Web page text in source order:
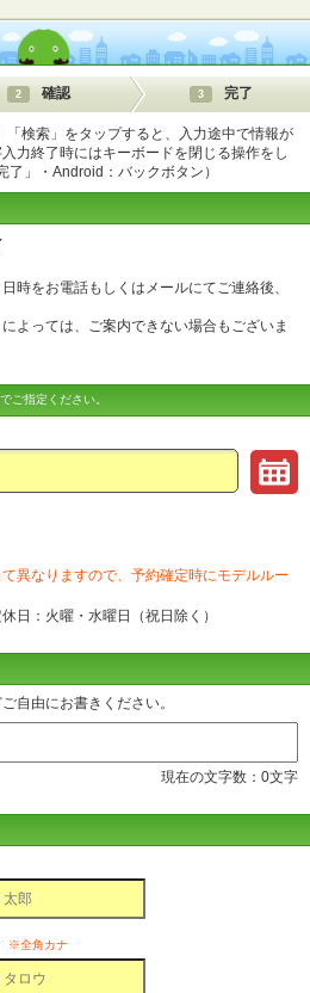
2 確認 3 完了
「検索」をタップすると、入力途中で情報が
力終了時にはキーボードを閉じる操作をし
」・Android：バックボタン）
時をお電話もしくはメールにてご連絡後、
よっては、ご案内できない場合もございま
ご指定ください。
異なりますので、予約確定時にモデルルー
日：火曜・水曜日（祝日除く）
自由にお書きください。
現在の文字数： 0文字
※全角カナ